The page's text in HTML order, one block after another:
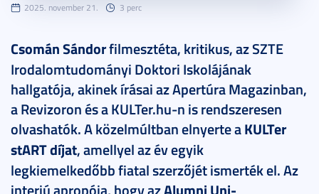
2025. november 21. 3 perc
Csomán Sándorfilmesztéta, kritikus, az SZTE
Irodalomtudományi Doktori Iskolájának
hallgatója, akinek írásai az Apertúra Magazinban,
a Revizoron és a KULTer.hu-n is rendszeresen
olvashatók. A közelmúltban elnyerte aKULTer
stART díjat, amellyel az év egyik
legkiemelkedőbb fiatal szerzőjét ismerték el. Az
interjú apropója, hogy az